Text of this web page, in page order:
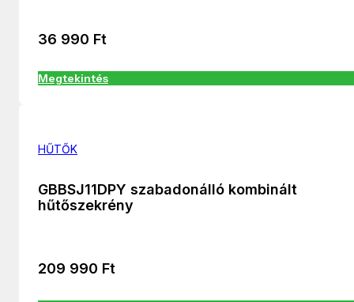
36 990 Ft
Megtekintés
HŰTŐK
GBBSJ11DPY szabadonálló kombinált
hűtőszekrény
209 990 Ft